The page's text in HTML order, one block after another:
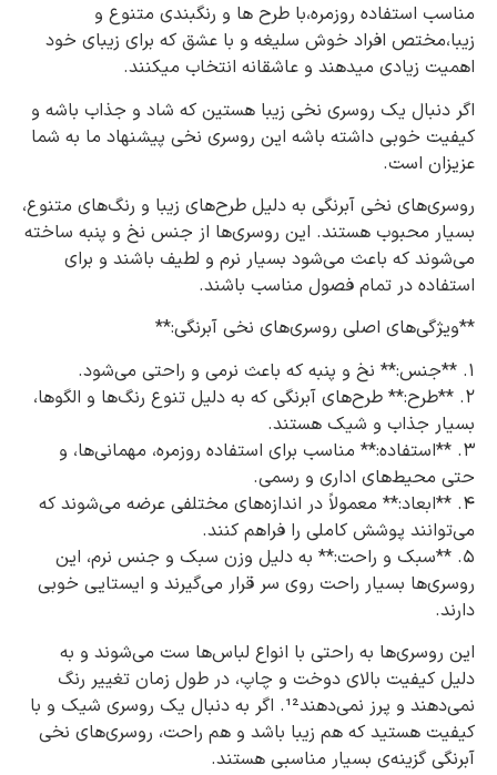
مناسب استفاده روزمره،با طرح ها و رنگبندی متنوع و
زیبا،مختص افراد خوش سلیغه و با عشق که برای زیبای خود
اهمیت زیادی میدهند و عاشقانه انتخاب میکنند.
اگر دنبال یک روسری نخی زیبا هستین که شاد و جذاب باشه و
کیفیت خوبی داشته باشه این روسری نخی پیشنهاد ما به شما
عزیزان است.
روسری‌های نخی آبرنگی به دلیل طرح‌های زیبا و رنگ‌های متنوع،
بسیار محبوب هستند. این روسری‌ها از جنس نخ و پنبه ساخته
می‌شوند که باعث می‌شود بسیار نرم و لطیف باشند و برای
استفاده در تمام فصول مناسب باشند.
**ویژگی‌های اصلی روسری‌های نخی آبرنگی:**
1. **جنس:** نخ و پنبه که باعث نرمی و راحتی می‌شود.
2. **طرح:** طرح‌های آبرنگی که به دلیل تنوع رنگ‌ها و الگوها،
بسیار جذاب و شیک هستند.
3. **استفاده:** مناسب برای استفاده روزمره، مهمانی‌ها، و
حتی محیط‌های اداری و رسمی.
4. **ابعاد:** معمولاً در اندازه‌های مختلفی عرضه می‌شوند که
می‌توانند پوشش کاملی را فراهم کنند.
5. **سبک و راحت:** به دلیل وزن سبک و جنس نرم، این
روسری‌ها بسیار راحت روی سر قرار می‌گیرند و ایستایی خوبی
دارند.
این روسری‌ها به راحتی با انواع لباس‌ها ست می‌شوند و به
دلیل کیفیت بالای دوخت و چاپ، در طول زمان تغییر رنگ
نمی‌دهند و پرز نمی‌دهند¹². اگر به دنبال یک روسری شیک و با
کیفیت هستید که هم زیبا باشد و هم راحت، روسری‌های نخی
آبرنگی گزینه‌ی بسیار مناسبی هستند.